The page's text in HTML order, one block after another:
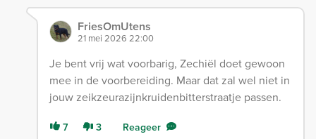
FriesOmUtens
21 mei 2026 22:00
Je bent vrij wat voorbarig, Zechiël doet gewoon
mee in de voorbereiding. Maar dat zal wel niet in
jouw zeikzeurazijnkruidenbitterstraatje passen.
7 3 Reageer